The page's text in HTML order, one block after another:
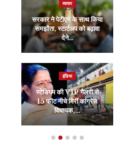
व्यापार
सरकार ने पेटीएम के साथ किया
समझौता, स्टार्टअप को बढ़ावा
देने…
इंडिया
स्टेडियम की VIP गैलरी से
15 फीट नीचे गिरीं कांग्रेस
विधायक,…